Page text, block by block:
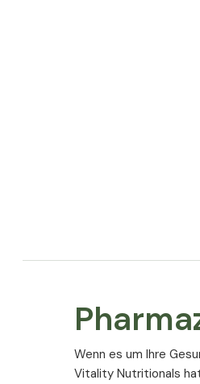
Wenn es um Ihre
Vitality Nutritionals